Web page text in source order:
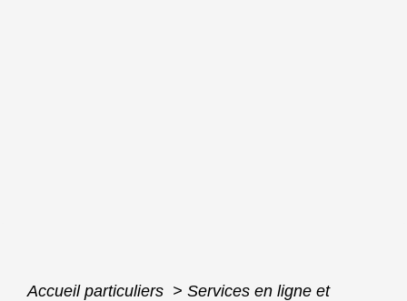
Accueil particuliers > Services en ligne et